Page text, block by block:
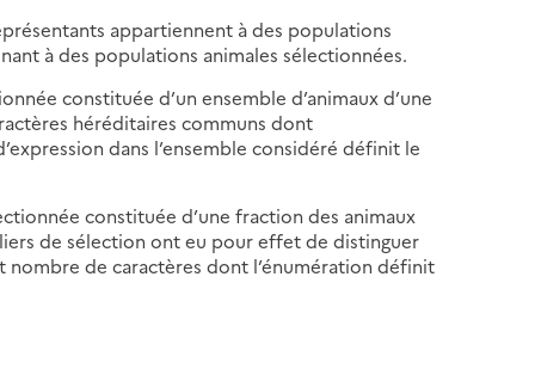
appartiennent à des populations
à des populations animales sélectionnées.
constituée d’un ensemble d’animaux d’une
héréditaires communs dont
dans l’ensemble considéré définit le
constituée d’une fraction des animaux
de sélection ont eu pour effet de distinguer
nombre de caractères dont l’énumération définit